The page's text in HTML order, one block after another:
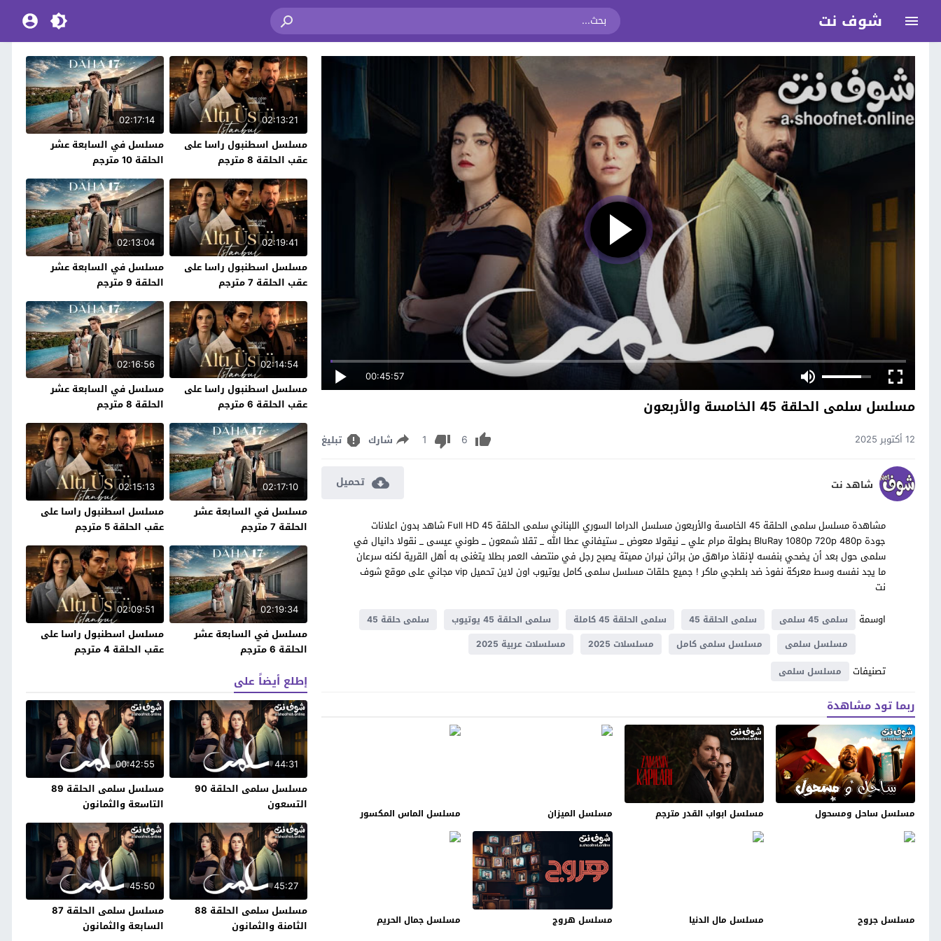
شوف نت
00:45:57
مسلسل سلمى الحلقة 45 الخامسة والأربعون
12 أكتوبر 2025 6
1 شارك تبليغ
شاهد نت تحميل
مشاهدة مسلسل سلمى الحلقة 45 الخامسة والأربعون مسلسل الدراما السوري اللبناني سلمى الحلقة 45 Full HD شاهد بدون اعلانات
جودة BluRay 1080p 720p 480p بطولة مرام علي _ نيقولا معوض _ ستيفاني عطا الله _ تقلا شمعون _ طوني عيسى _ نقولا دانيال في
سلمى حول بعد أن يضحي بنفسه لإنقاذ مراهق من براثن نيران مميتة يصبح رجل في منتصف العمر بطلا يتغنى به أهل القرية لكنه سرعان
ما يجد نفسه وسط معركة نفوذ ضد بلطجي ماكر ! جميع حلقات مسلسل سلمى كامل يوتيوب اون لاين تحميل vip مجاني على موقع شوف
نت
اوسمة
سلمى 45 سلمى سلمى الحلقة 45 سلمى الحلقة 45 كاملة سلمى الحلقة 45 يوتيوب
سلمى حلقة 45
مسلسل سلمى
مسلسل سلمى كامل مسلسلات 2025 مسلسلات عربية 2025
تصنيفات مسلسل سلمى
ربما تود مشاهدة
مسلسل ساحل ومسحول مسلسل ابواب القدر مترجم مسلسل الميزان مسلسل الماس المكسور
مسلسل جروح مسلسل مال الدنيا مسلسل هروج مسلسل جمال الحريم
02:13:21
مسلسل اسطنبول راسا على
عقب الحلقة 8 مترجم
02:17:14
مسلسل في السابعة عشر
الحلقة 10 مترجم
02:19:41
مسلسل اسطنبول راسا على
عقب الحلقة 7 مترجم
02:13:04
مسلسل في السابعة عشر
الحلقة 9 مترجم
02:14:54
مسلسل اسطنبول راسا على
عقب الحلقة 6 مترجم
02:16:56
مسلسل في السابعة عشر
الحلقة 8 مترجم
02:17:10
مسلسل في السابعة عشر
الحلقة 7 مترجم
02:15:13
مسلسل اسطنبول راسا على
عقب الحلقة 5 مترجم
02:19:34
مسلسل في السابعة عشر
الحلقة 6 مترجم
02:09:51
مسلسل اسطنبول راسا على
عقب الحلقة 4 مترجم
إطلع أيضاً على
44:31
مسلسل سلمى الحلقة 90
التسعون
00:42:55
مسلسل سلمى الحلقة 89
التاسعة والثمانون
45:27
مسلسل سلمى الحلقة 88
الثامنة والثمانون
45:50
مسلسل سلمى الحلقة 87
السابعة والثمانون